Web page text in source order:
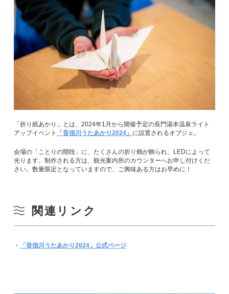
「折り紙あかり」とは、2024年1月から開催予定の長門湯本温泉ライト
アップイベント
「音信川うたあかり2024」 に設置されるオブジェ。
会場の「ことりの階段」に、たくさんの折り鶴が飾られ、LEDによって
光ります。制作される方は、観光案内所のカウンターへお申し付けくだ
さい。数量限定となっていますので、ご興味ある方はお早めに！
関連リンク
・ 「音信川うたあかり2024」公式ページ